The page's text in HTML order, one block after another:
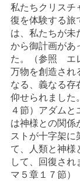
私たちクリスチ
復を体験する旅
は、私たちが未
から御計画があ
た。（参照　エ
万物を創造され
なる、義なる存
仰せられました
４節）アダム
は神様との関係
ストが十字架に
て、人類と神様
して、回復さ
マ５章１７節）